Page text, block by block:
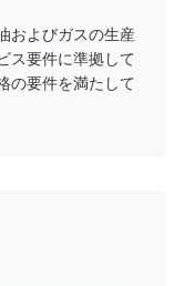
およびガスの生産
ス要件に準拠して
の要件を満たして